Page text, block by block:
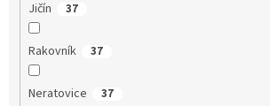
Jičín 37
Rakovník 37
Neratovice 37